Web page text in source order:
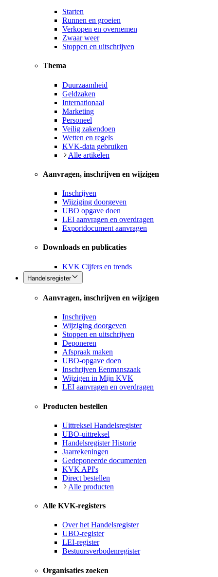
Starten
Runnen en groeien
Verkopen en overnemen
Zwaar weer
Stoppen en uitschrijven
Thema
Duurzaamheid
Geldzaken
Internationaal
Marketing
Personeel
Veilig zakendoen
Wetten en regels
KVK-data gebruiken
Alle artikelen
Aanvragen, inschrijven en wijzigen
Inschrijven
Wijziging doorgeven
UBO opgave doen
LEI aanvragen en overdragen
Exportdocument aanvragen
Downloads en publicaties
KVK Cijfers en trends
Handelsregister
Aanvragen, inschrijven en wijzigen
Inschrijven
Wijziging doorgeven
Stoppen en uitschrijven
Deponeren
Afspraak maken
UBO-opgave doen
Inschrijven Eenmanszaak
Wijzigen in Mijn KVK
LEI aanvragen en overdragen
Producten bestellen
Uittreksel Handelsregister
UBO-uittreksel
Handelsregister Historie
Jaarrekeningen
Gedeponeerde documenten
KVK API's
Direct bestellen
Alle producten
Alle KVK-registers
Over het Handelsregister
UBO-register
LEI-register
Bestuursverbodenregister
Organisaties zoeken